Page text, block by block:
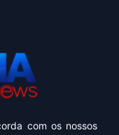
com os nossos